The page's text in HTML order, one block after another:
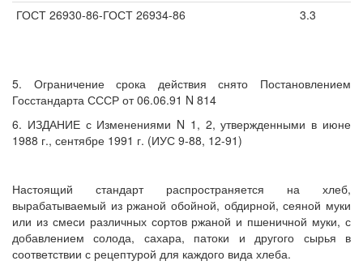
ГОСТ 26930-86-ГОСТ 26934-86 3.3
5. Ограничение срока действия снято Постановлением
Госстандарта СССР от 06.06.91 N 814
6. ИЗДАНИЕ с Изменениями N 1, 2, утвержденными в июне
1988 г., сентябре 1991 г. (ИУС 9-88, 12-91)
Настоящий стандарт распространяется на хлеб,
вырабатываемый из ржаной обойной, обдирной, сеяной муки
или из смеси различных сортов ржаной и пшеничной муки, с
добавлением солода, сахара, патоки и другого сырья в
соответствии с рецептурой для каждого вида хлеба.